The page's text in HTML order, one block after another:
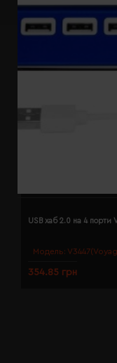
Модель:
USB хаб 2.0 на 4 порти
354.85 грн